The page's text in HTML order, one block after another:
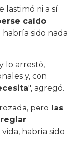
lastimó ni a sí
caído
habría sido nada
lo arrestó,
y, con
", agregó.
pero las
habría sido